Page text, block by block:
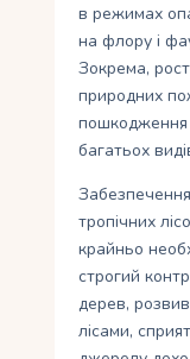
в режимах
на флору і
Зокрема,
природних
пошкодження
багатьох
тропічних
крайньо
строгий
дерев,
лісами,